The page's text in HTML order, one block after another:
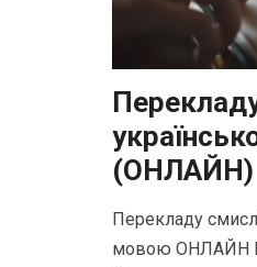
(ОНЛАЙН)
Перекладу
мовою ОНЛАЙН